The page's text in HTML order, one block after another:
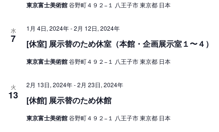
東京富士美術館谷野町４９２−１ 八王子市 東京都 日本
水
7 [休室] 展示替のため休室（本館・企画展示室１〜４）
1月 4日, 2024年-2月 12日, 2024年
東京富士美術館谷野町４９２−１ 八王子市 東京都 日本
火
13 [休館] 展示替のため休館
2月 13日, 2024年-2月 23日, 2024年
東京富士美術館谷野町４９２−１ 八王子市 東京都 日本